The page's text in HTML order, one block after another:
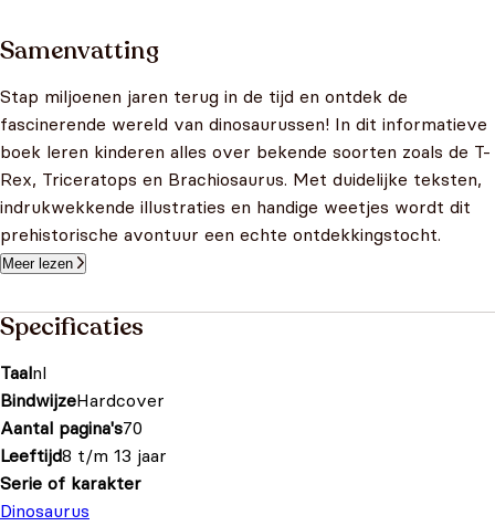
Samenvatting
Stap miljoenen jaren terug in de tijd en ontdek de
fascinerende wereld van dinosaurussen! In dit informatieve
boek leren kinderen alles over bekende soorten zoals de T-
Rex, Triceratops en Brachiosaurus. Met duidelijke teksten,
indrukwekkende illustraties en handige weetjes wordt dit
prehistorische avontuur een echte ontdekkingstocht.
Meer lezen
Specificaties
Taalnl
BindwijzeHardcover
Aantal pagina's70
Leeftijd8 t/m 13 jaar
Serie of karakter
Dinosaurus